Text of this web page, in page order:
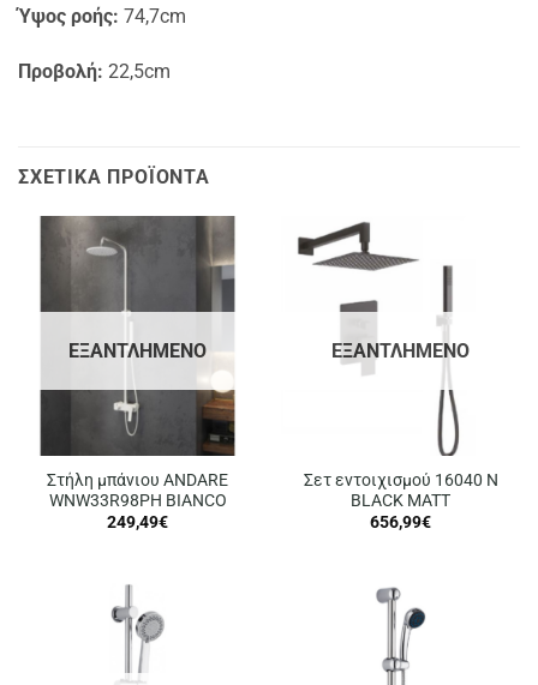
Ύψος ροής: 74,7cm
Προβολή: 22,5cm
ΣΧΕΤΙΚΆ ΠΡΟΪΌΝΤΑ
ΕΞΑΝΤΛΗΜΈΝΟ
Στήλη μπάνιου ANDARE
WNW33R98PH BIANCO
249,49€
ΕΞΑΝΤΛΗΜΈΝΟ
Σετ εντοιχισμού 16040 N
BLACK MATT
656,99€